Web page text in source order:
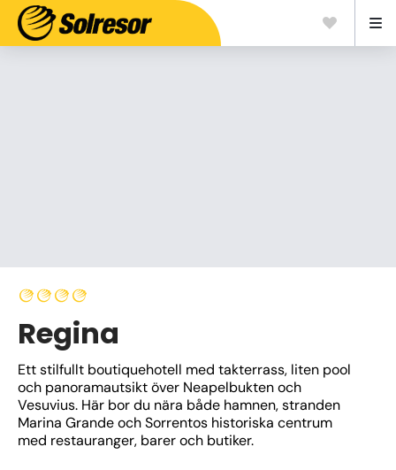
Regina
Ett stilfullt boutiquehotell med takterrass, liten pool
och panoramautsikt över Neapelbukten och
Vesuvius. Här bor du nära både hamnen, stranden
Marina Grande och Sorrentos historiska centrum
med restauranger, barer och butiker.